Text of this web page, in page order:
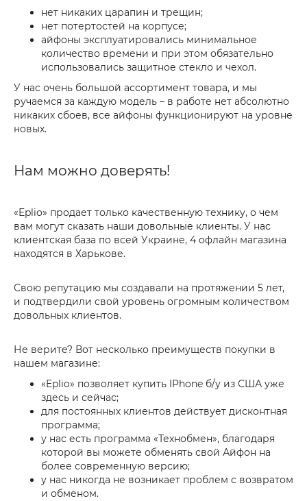
нет никаких царапин и трещин;
нет потертостей на корпусе;
айфоны эксплуатировались минимальное
количество времени и при этом обязательно
использовались защитное стекло и чехол.
У нас очень большой ассортимент товара, и мы
ручаемся за каждую модель – в работе нет абсолютно
никаких сбоев, все айфоны функционируют на уровне
новых.
Нам можно доверять!
«Eplio» продает только качественную технику, о чем
вам могут сказать наши довольные клиенты. У нас
клиентская база по всей Украине, 4 офлайн магазина
находятся в Харькове.
Свою репутацию мы создавали на протяжении 5 лет,
и подтвердили свой уровень огромным количеством
довольных клиентов.
Не верите? Вот несколько преимуществ покупки в
нашем магазине:
«Eplio» позволяет купить IPhone б/у из США уже
здесь и сейчас;
для постоянных клиентов действует дисконтная
программа;
у нас есть программа «Технобмен», благодаря
которой вы можете обменять свой Айфон на
более современную версию;
у нас никогда не возникает проблем с возвратом
и обменом.